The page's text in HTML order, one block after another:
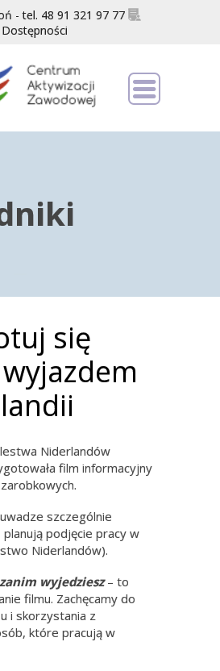
- tel. 48 91 321 97 77
się
Niderlandów
film informacyjny
szczególnie
podjęcie pracy w
Niderlandów).
wyjedziesz– to
filmu. Zachęcamy do
i skorzystania z
które pracują w